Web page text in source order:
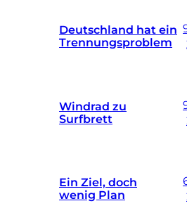
Deutschland hat ein
Trennungsproblem
Windrad zu
Surfbrett
Ein Ziel, doch
wenig Plan